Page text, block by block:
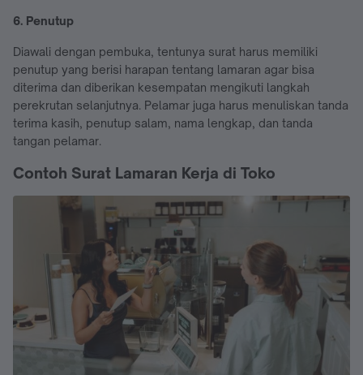
6. Penutup
Diawali dengan pembuka, tentunya surat harus memiliki
penutup yang berisi harapan tentang lamaran agar bisa
diterima dan diberikan kesempatan mengikuti langkah
perekrutan selanjutnya. Pelamar juga harus menuliskan tanda
terima kasih, penutup salam, nama lengkap, dan tanda
tangan pelamar.
Contoh Surat Lamaran Kerja di Toko